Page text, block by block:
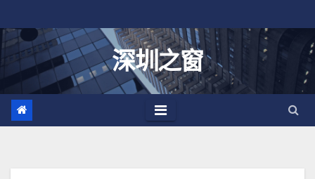
至
深圳之窗